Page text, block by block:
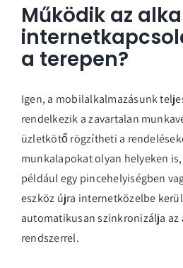
Működik az
a terepen?
Igen, a mobilalkalmazásunk
rendelkezik a zavartalan
üzletkötő rögzítheti a
munkalapokat olyan helyeken
például egy pincehelyiségben
eszköz újra internetközelbe
automatikusan szinkronizálja
rendszerrel.